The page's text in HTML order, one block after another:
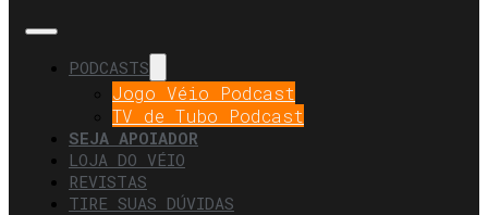
PODCASTS
Jogo Véio Podcast
TV de Tubo Podcast
SEJA APOIADOR
LOJA DO VÉIO
REVISTAS
TIRE SUAS DÚVIDAS